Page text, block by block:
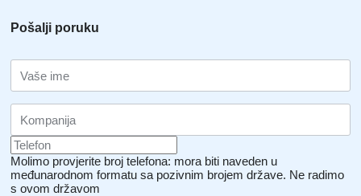
Pošalji poruku
Molimo provjerite broj telefona: mora biti naveden u
međunarodnom formatu sa pozivnim brojem države. Ne radimo
s ovom državom